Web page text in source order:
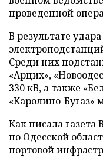
проведенной
В результате
Среди них
«Арцих»,
330 кВ, а также
«Каролино-Бугаз»
Как писала
по Одесской
портовой